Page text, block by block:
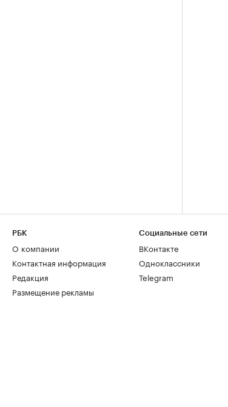
РБК
О компании
Контактная информация
Редакция
Размещение рекламы
Социальные сети
ВКонтакте
Одноклассники
Telegram